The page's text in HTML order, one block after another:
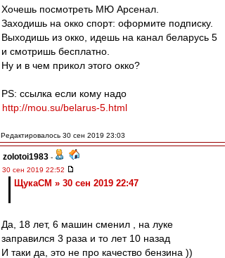
Хочешь посмотреть МЮ Арсенал.
Заходишь на окко спорт: оформите подписку.
Выходишь из окко, идешь на канал беларусь 5
и смотришь бесплатно.
Ну и в чем прикол этого окко?
PS: ссылка если кому надо
http://mou.su/belarus-5.html
Редактировалось 30 сен 2019 23:03
zolotoi1983 -
30 сен 2019 22:52
ЩукаСМ » 30 сен 2019 22:47
Да, 18 лет, 6 машин сменил , на луке
заправился 3 раза и то лет 10 назад
И таки да, это не про качество бензина ))